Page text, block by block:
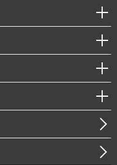
）・防災（政策）